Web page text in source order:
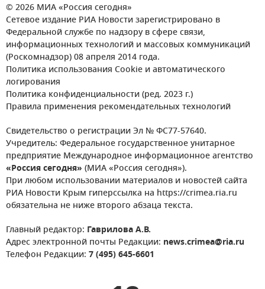
© 2026 МИА «Россия сегодня»
Сетевое издание РИА Новости зарегистрировано в
Федеральной службе по надзору в сфере связи,
информационных технологий и массовых коммуникаций
(Роскомнадзор) 08 апреля 2014 года.
Политика использования Cookie и автоматического
логирования
Политика конфиденциальности (ред. 2023 г.)
Правила применения рекомендательных технологий
Свидетельство о регистрации Эл № ФС77-57640.
Учредитель: Федеральное государственное унитарное
предприятие Международное информационное агентство
«Россия сегодня» (МИА «Россия сегодня»).
При любом использовании материалов и новостей сайта
РИА Новости Крым гиперссылка на https://crimea.ria.ru
обязательна не ниже второго абзаца текста.
Главный редактор: Гаврилова А.В.
Адрес электронной почты Редакции: news.crimea@ria.ru
Телефон Редакции: 7 (495) 645-6601